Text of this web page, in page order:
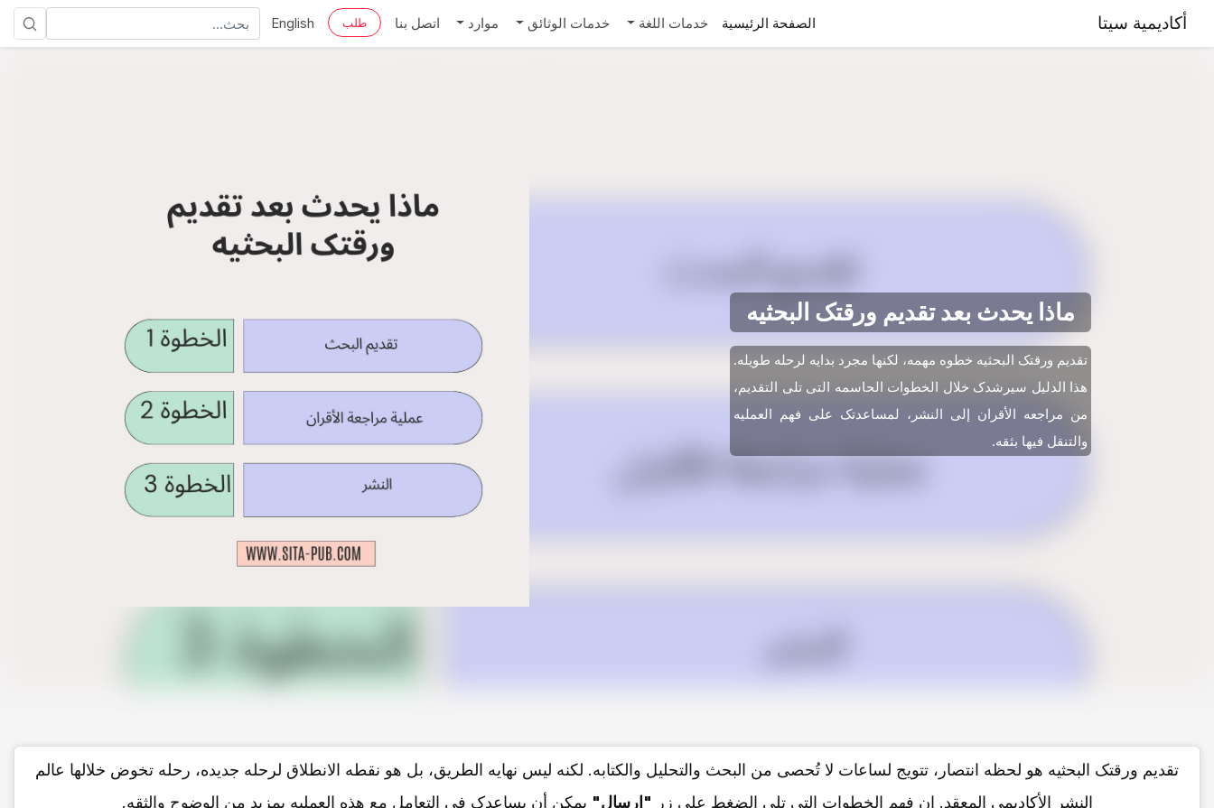
أكاديمية سيتا الصفحة الرئيسية خدمات اللغة خدمات الوثائق موارد اتصل بنا طلب English
ماذا یحدث بعد تقدیم ورقتک البحثیه
تقدیم ورقتک البحثیه خطوه مهمه، لکنها مجرد بدایه لرحله طویله.
هذا الدلیل سیرشدک خلال الخطوات الحاسمه التی تلی التقدیم،
من مراجعه الأقران إلى النشر، لمساعدتک على فهم العملیه
والتنقل فیها بثقه.
تقدیم ورقتک البحثیه هو لحظه انتصار، تتویج لساعات لا تُحصى من البحث والتحلیل والکتابه. لکنه لیس نهایه الطریق، بل هو نقطه الانطلاق لرحله جدیده، رحله تخوض خلالها عالم
النشر الأکادیمی المعقد. إن فهم الخطوات التی تلی الضغط على زر "إرسال" یمکن أن یساعدک فی التعامل مع هذه العملیه بمزید من الوضوح والثقه.